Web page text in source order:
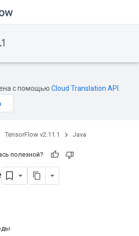
с помощью Cloud Translation API
TensorFlow v2.11.1 Java
полезной?